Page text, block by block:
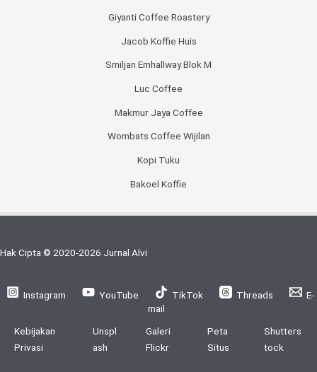
Giyanti Coffee Roastery
Jacob Koffie Huis
Smiljan Emhallway Blok M
Luc Coffee
Makmur Jaya Coffee
Wombats Coffee Wijilan
Kopi Tuku
Bakoel Koffie
Hak Cipta © 2020-2026 Jurnal Alvi
Instagram YouTube TikTok Threads
E-
mail
Kebijakan
Privasi
Unspl
ash
Galeri
Flickr
Peta
Situs
Shutters
tock